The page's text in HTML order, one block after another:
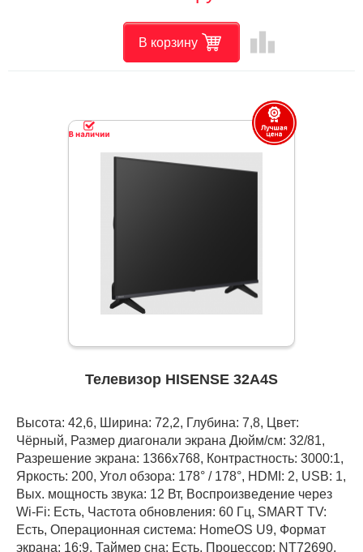
В корзину leaderboard
Телевизор HISENSE 32A4S
Высота: 42,6, Ширина: 72,2, Глубина: 7,8, Цвет:
Чёрный, Размер диагонали экрана Дюйм/см: 32/81,
Разрешение экрана: 1366x768, Контрастность: 3000:1,
Яркость: 200, Угол обзора: 178° / 178°, HDMI: 2, USB: 1,
Вых. мощность звука: 12 Вт, Воспроизведение через
Wi-Fi: Есть, Частота обновления: 60 Гц, SMART TV:
Есть, Операционная система: HomeOS U9, Формат
экрана: 16:9, Таймер сна: Есть, Процессор: NT72690,